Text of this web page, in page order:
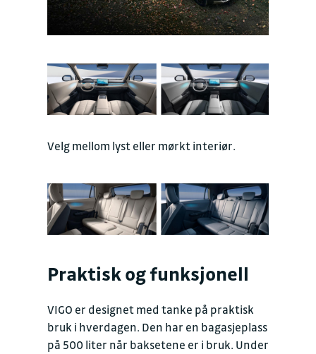
Velg mellom lyst eller mørkt interiør.
Praktisk og funksjonell
VIGO er designet med tanke på praktisk
bruk i hverdagen. Den har en bagasjeplass
på 500 liter når baksetene er i bruk. Under